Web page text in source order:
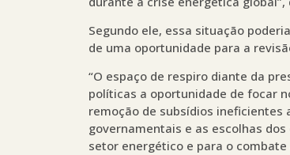
Segundo ele, essa situação
de uma oportunidade para a
“O espaço de respiro diante da
políticas a oportunidade de focar
remoção de subsídios ineficientes
governamentais e as escolhas
setor energético e para o